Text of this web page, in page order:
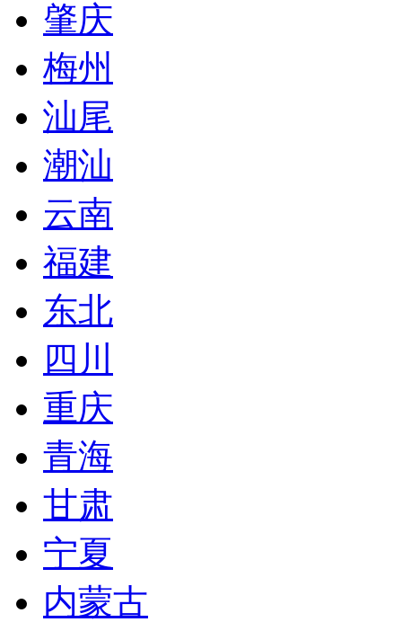
肇庆
梅州
汕尾
潮汕
云南
福建
东北
四川
重庆
青海
甘肃
宁夏
内蒙古